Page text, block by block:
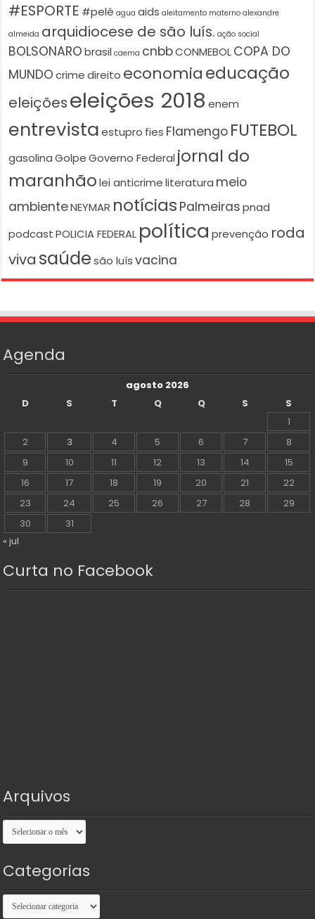
#ESPORTE #pelé agua aids aleitamento materno alexandre
almeida arquidiocese de são luís. ação social
BOLSONARO brasil caema cnbbCONMEBOLCOPA DO
MUNDO crime direito economiaeducação
eleiçõeseleições 2018 enem
entrevista estupro fies Flamengo FUTEBOL
gasolina Golpe Governo Federal jornal do
maranhão lei anticrime literatura meio
ambienteNEYMAR notícias Palmeiras pnad
podcast POLICIA FEDERAL política prevenção roda
viva saúde são luís vacina
Agenda
agosto 2026
D
S T Q Q S
S
1
2
3 4 5 6 7
8
9
10 11 12 13 14
15
16
17 18 19 20 21
22
23
24 25 26 27 28
29
30
31
« jul
Curta no Facebook
Arquivos
Arquivos
Categorias
Categorias